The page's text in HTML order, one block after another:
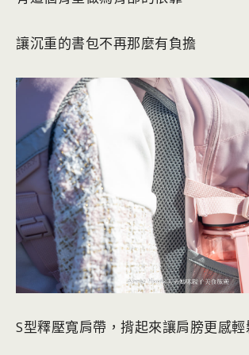
讓沉重的書包不再那麼有負擔
S型釋壓寬肩帶，揹起來讓肩膀更感輕